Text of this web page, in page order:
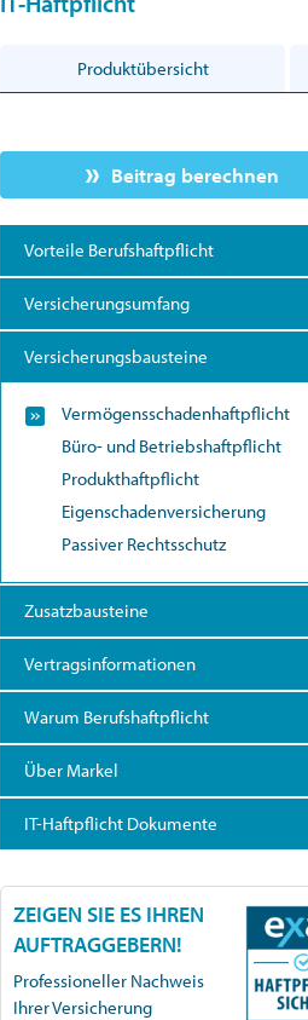
Produktübersicht
Beitrag berechnen
Vorteile Berufshaftpflicht
Versicherungsumfang
Versicherungsbausteine
Vermögensschadenhaftpflicht
Büro- und Betriebshaftpflicht
Produkthaftpflicht
Eigenschadenversicherung
Passiver Rechtsschutz
Zusatzbausteine
Vertragsinformationen
Warum Berufshaftpflicht
Über Markel
IT-Haftpflicht Dokumente
ZEIGEN SIE ES IHREN
AUFTRAGGEBERN!
Professioneller Nachweis
Ihrer Versicherung